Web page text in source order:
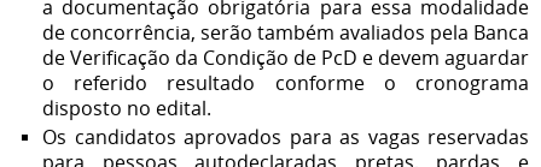
a documentação obrigatória para essa modalidade
de concorrência, serão também avaliados pela Banca
de Verificação da Condição de PcD e devem aguardar
o referido resultado conforme o cronograma
disposto no edital.
Os candidatos aprovados para as vagas reservadas